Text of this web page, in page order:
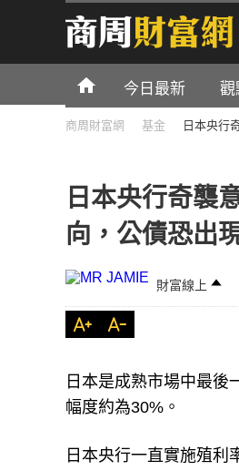
今日最新 觀
商周財富網 基金 日本央行
日本央行奇襲
向，公債恐出
財富線上
日本是成熟市場中最後
幅度約為30%。
日本央行一直實施殖利